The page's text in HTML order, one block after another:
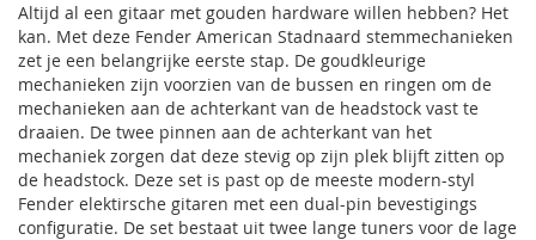
Altijd al een gitaar met gouden hardware willen hebben? Het
kan. Met deze Fender American Stadnaard stemmechanieken
zet je een belangrijke eerste stap. De goudkleurige
mechanieken zijn voorzien van de bussen en ringen om de
mechanieken aan de achterkant van de headstock vast te
draaien. De twee pinnen aan de achterkant van het
mechaniek zorgen dat deze stevig op zijn plek blijft zitten op
de headstock. Deze set is past op de meeste modern-styl
Fender elektirsche gitaren met een dual-pin bevestigings
configuratie. De set bestaat uit twee lange tuners voor de lage